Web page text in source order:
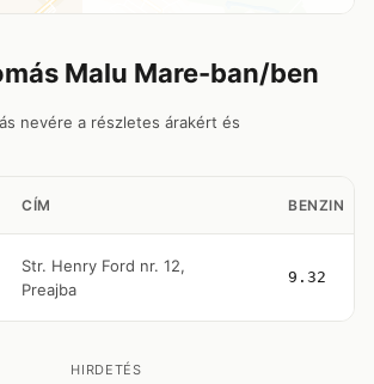
Malu Mare-ban/ben
nevére a részletes árakért és
CÍM BENZIN
Str. Henry Ford nr. 12,
Preajba
9.32
HIRDETÉS